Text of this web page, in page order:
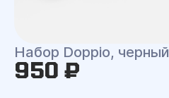
Набор Doppio, черный
950 ₽